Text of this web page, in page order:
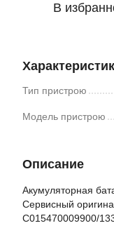
В
Тип пристрою
Модель пристрою
Описание
Акумуляторная
Сервисный
C015470009900/